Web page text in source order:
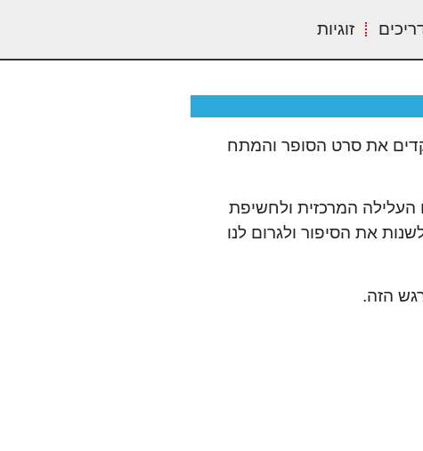
זוגיות
בקרב הצופים. פוקדים את סרט הסופר והמתח
המרכזית ולחשיפת
את הסיפור ולגרום לנו